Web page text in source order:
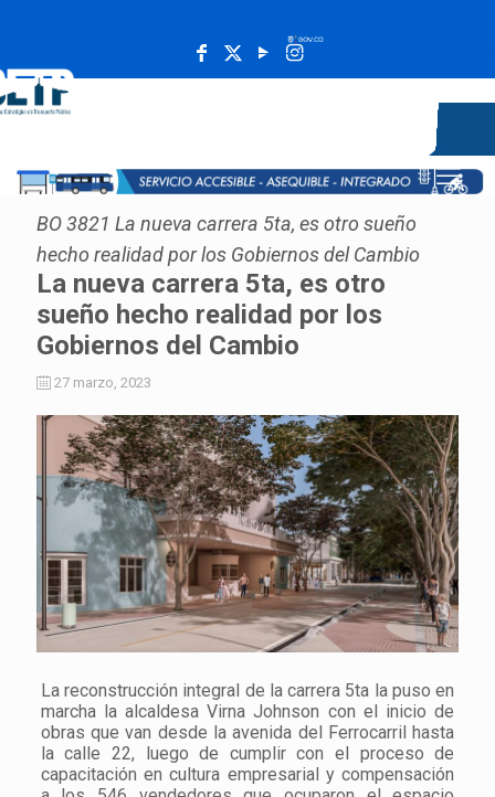
BO 3821 La nueva carrera 5ta, es otro sueño
hecho realidad por los Gobiernos del Cambio
La nueva carrera 5ta, es otro
sueño hecho realidad por los
Gobiernos del Cambio
27 marzo, 2023
La reconstrucción integral de la carrera 5ta la puso en
marcha la alcaldesa Virna Johnson con el inicio de
obras que van desde la avenida del Ferrocarril hasta
la calle 22, luego de cumplir con el proceso de
capacitación en cultura empresarial y compensación